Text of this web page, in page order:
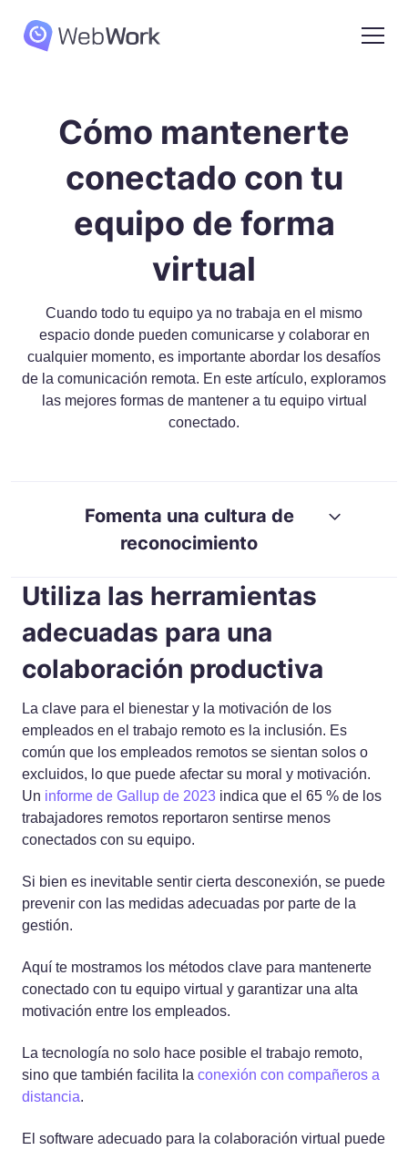
Cómo mantenerte
conectado con tu
equipo de forma
virtual
Cuando todo tu equipo ya no trabaja en el mismo
espacio donde pueden comunicarse y colaborar en
cualquier momento, es importante abordar los desafíos
de la comunicación remota. En este artículo, exploramos
las mejores formas de mantener a tu equipo virtual
conectado.
Fomenta una cultura de
reconocimiento
Utiliza las herramientas
adecuadas para una
colaboración productiva
La clave para el bienestar y la motivación de los
empleados en el trabajo remoto es la inclusión. Es
común que los empleados remotos se sientan solos o
excluidos, lo que puede afectar su moral y motivación.
Un informe de Gallup de 2023 indica que el 65 % de los
trabajadores remotos reportaron sentirse menos
conectados con su equipo.
Si bien es inevitable sentir cierta desconexión, se puede
prevenir con las medidas adecuadas por parte de la
gestión.
Aquí te mostramos los métodos clave para mantenerte
conectado con tu equipo virtual y garantizar una alta
motivación entre los empleados.
La tecnología no solo hace posible el trabajo remoto,
sino que también facilita la conexión con compañeros a
distancia.
El software adecuado para la colaboración virtual puede